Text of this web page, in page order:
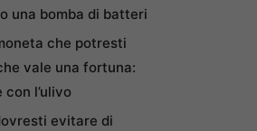
una bomba di batteri
che potresti
vale una fortuna:
con l’ulivo
evitare di